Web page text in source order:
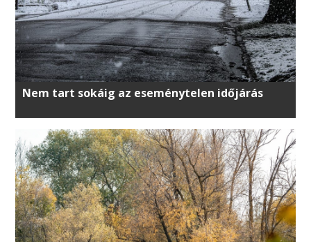
Nem tart sokáig az eseménytelen időjárás